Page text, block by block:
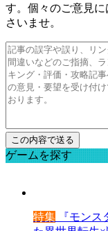
す。個々のご意見
さいませ。
ゲームを探す
特集 『モンス